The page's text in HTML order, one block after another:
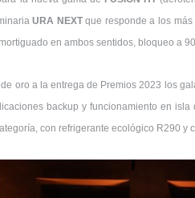
URA NEXTque responde a los más
en ambos sentidos, bloqueo a
oro a la entrega de Premios 2023 los
backup y funcionamiento en isla
con refrigerante ecológico R290 y